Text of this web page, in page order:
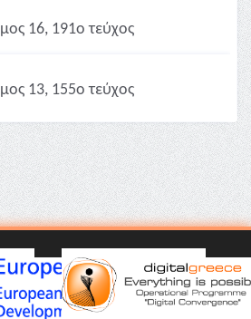
16, 191ο τεύχος
13, 155ο τεύχος